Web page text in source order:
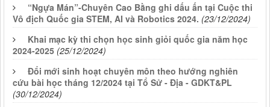
“Ngựa Mán”-Chuyên Cao Bằng ghi dấu ấn tại Cuộc thi
Vô địch Quốc gia STEM, AI và Robotics 2024. (23/12/2024)
Khai mạc kỳ thi chọn học sinh giỏi quốc gia năm học
2024-2025 (25/12/2024)
Đổi mới sinh hoạt chuyên môn theo hướng nghiên
cứu bài học tháng 12/2024 tại Tổ Sử - Địa - GDKT&PL
(30/12/2024)